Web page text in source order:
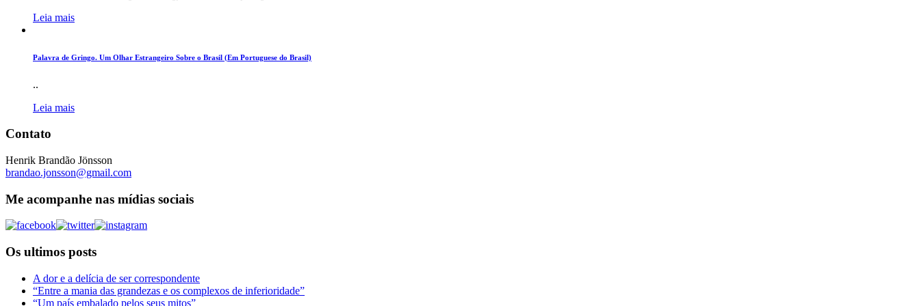
Leia mais
Palavra de Gringo. Um Olhar Estrangeiro Sobre o Brasil (Em Portuguese do Brasil)
..
Leia mais
Contato
Henrik Brandão Jönsson
brandao.jonsson@gmail.com
Me acompanhe nas mídias sociais
Os ultimos posts
A dor e a delícia de ser correspondente
“Entre a mania das grandezas e os complexos de inferioridade”
“Um país embalado pelos seus mitos”